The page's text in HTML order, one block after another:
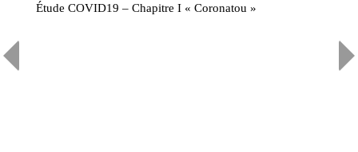
Étude COVID19 – Chapitre I « Coronatou »